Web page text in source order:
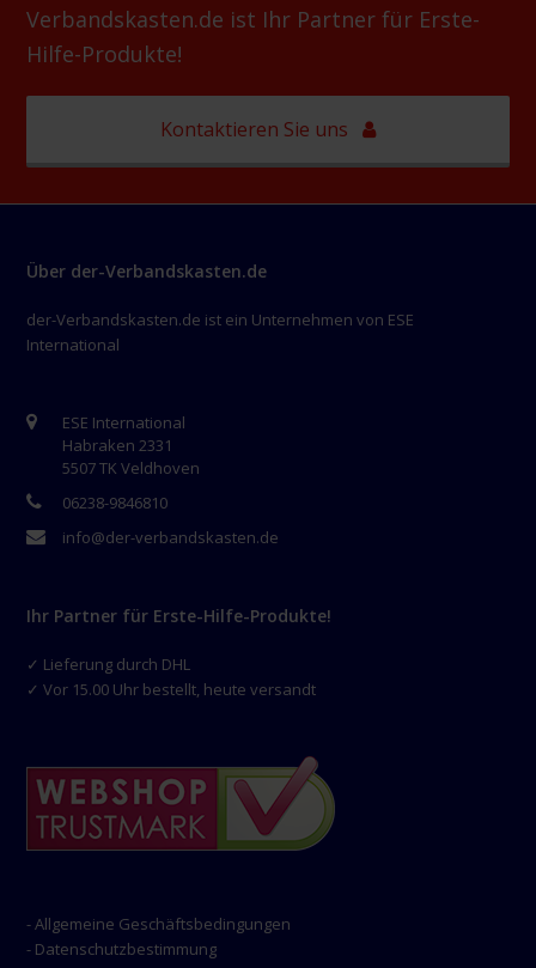
Verbandskasten.de ist Ihr Partner für Erste-
Hilfe-Produkte!
Kontaktieren Sie uns
Über der-Verbandskasten.de
der-Verbandskasten.de ist ein Unternehmen von ESE
International
ESE International
Habraken 2331
5507 TK Veldhoven
06238-9846810
info@der-verbandskasten.de
Ihr Partner für Erste-Hilfe-Produkte!
✓ Lieferung durch DHL
✓ Vor 15.00 Uhr bestellt, heute versandt
- Allgemeine Geschäftsbedingungen
- Datenschutzbestimmung